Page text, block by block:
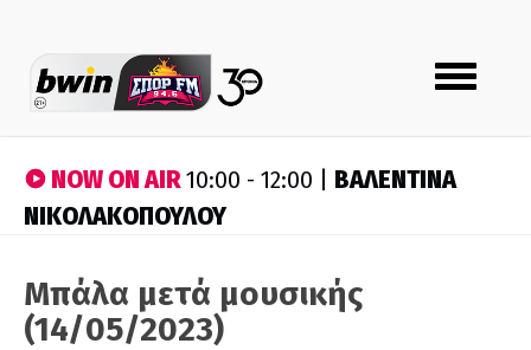
Toggle
navigation
NOW ON AIR10:00 - 12:00 | ΒΑΛΕΝΤΙΝΑ
ΝΙΚΟΛΑΚΟΠΟΥΛΟΥ
Μπάλα μετά μουσικής
(14/05/2023)